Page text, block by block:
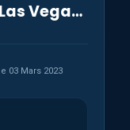
Red Rock Canyon, Las Vegas, Nevada, USA
03 Mars 2023